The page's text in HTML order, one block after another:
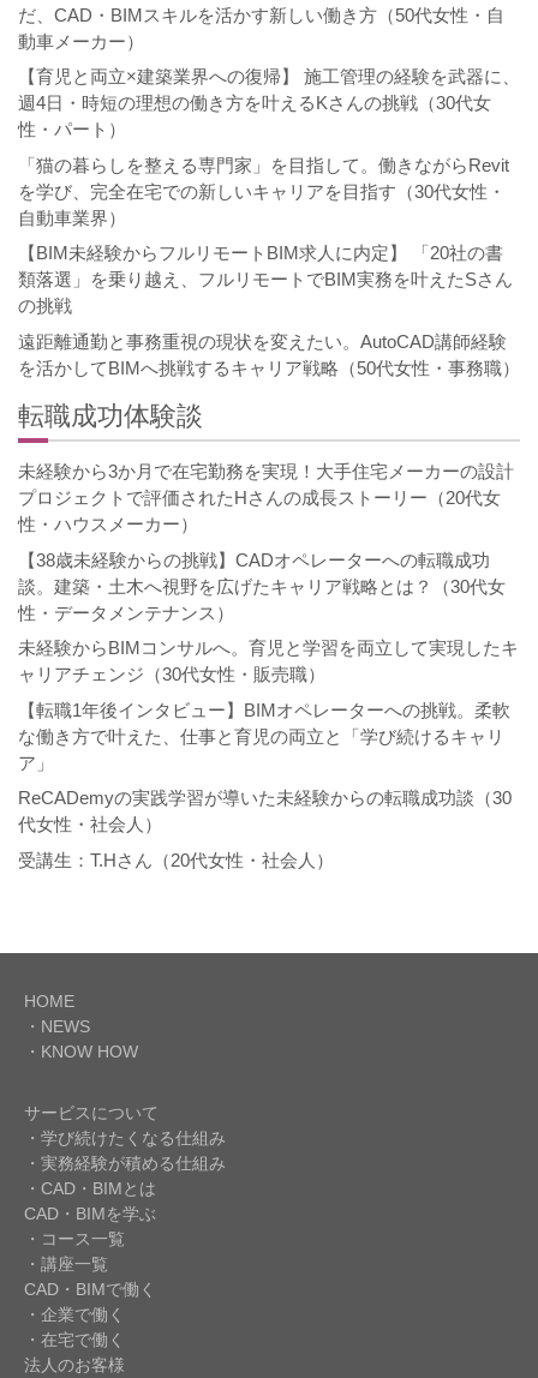
だ、CAD・BIMスキルを活かす新しい働き方（50代女性・自
動車メーカー）
【育児と両立×建築業界への復帰】 施工管理の経験を武器に、
週4日・時短の理想の働き方を叶えるKさんの挑戦（30代女
性・パート）
「猫の暮らしを整える専門家」を目指して。働きながらRevit
を学び、完全在宅での新しいキャリアを目指す（30代女性・
自動車業界）
【BIM未経験からフルリモートBIM求人に内定】 「20社の書
類落選」を乗り越え、フルリモートでBIM実務を叶えたSさん
の挑戦
遠距離通勤と事務重視の現状を変えたい。AutoCAD講師経験
を活かしてBIMへ挑戦するキャリア戦略（50代女性・事務職）
転職成功体験談
未経験から3か月で在宅勤務を実現！大手住宅メーカーの設計
プロジェクトで評価されたHさんの成長ストーリー（20代女
性・ハウスメーカー）
【38歳未経験からの挑戦】CADオペレーターへの転職成功
談。建築・土木へ視野を広げたキャリア戦略とは？（30代女
性・データメンテナンス）
未経験からBIMコンサルへ。育児と学習を両立して実現したキ
ャリアチェンジ（30代女性・販売職）
【転職1年後インタビュー】BIMオペレーターへの挑戦。柔軟
な働き方で叶えた、仕事と育児の両立と「学び続けるキャリ
ア」
ReCADemyの実践学習が導いた未経験からの転職成功談（30
代女性・社会人）
受講生：T.Hさん（20代女性・社会人）
HOME
・NEWS
・KNOW HOW
サービスについて
・学び続けたくなる仕組み
・実務経験が積める仕組み
・CAD・BIMとは
CAD・BIMを学ぶ
・コース一覧
・講座一覧
CAD・BIMで働く
・企業で働く
・在宅で働く
法人のお客様